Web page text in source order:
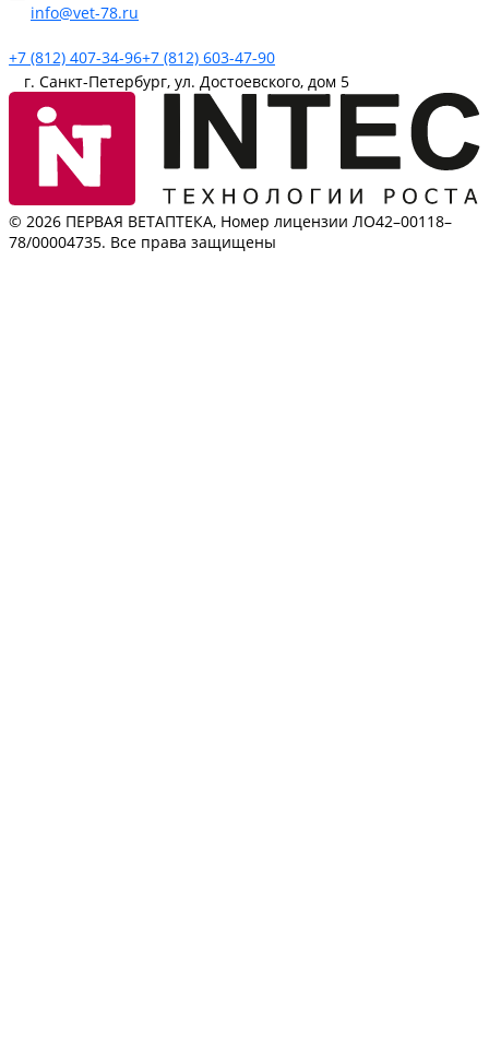
info@vet-78.ru
+7 (812) 407-34-96+7 (812) 603-47-90
г. Санкт-Петербург, ул. Достоевского, дом 5
© 2026 ПЕРВАЯ ВЕТАПТЕКА, Номер лицензии ЛО42–00118–
78/00004735. Все права защищены